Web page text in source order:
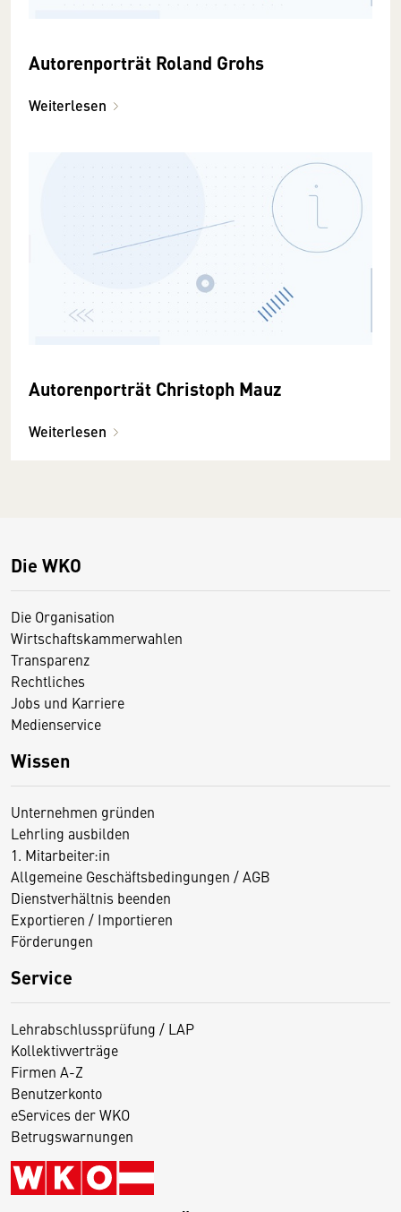
Autorenporträt Roland Grohs
Weiterlesen
Autorenporträt Christoph Mauz
Weiterlesen
Die WKO
Die Organisation
Wirtschaftskammerwahlen
Transparenz
Rechtliches
Jobs und Karriere
Medienservice
Wissen
Unternehmen gründen
Lehrling ausbilden
1. Mitarbeiter:in
Allgemeine Geschäftsbedingungen / AGB
Dienstverhältnis beenden
Exportieren / Importieren
Förderungen
Service
Lehrabschlussprüfung / LAP
Kollektivverträge
Firmen A-Z
Benutzerkonto
eServices der WKO
Betrugswarnungen